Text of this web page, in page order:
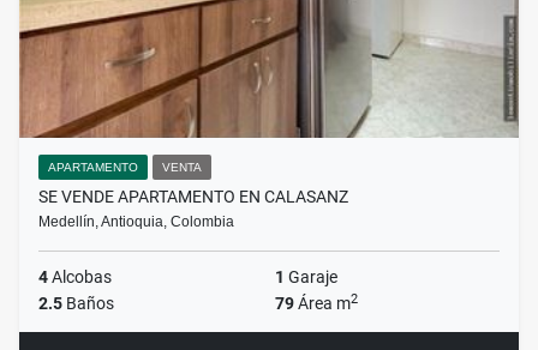
APARTAMENTO VENTA
SE VENDE APARTAMENTO EN CALASANZ
Medellín, Antioquia, Colombia
4Alcobas 1 Garaje
2.5 Baños 79Área m2